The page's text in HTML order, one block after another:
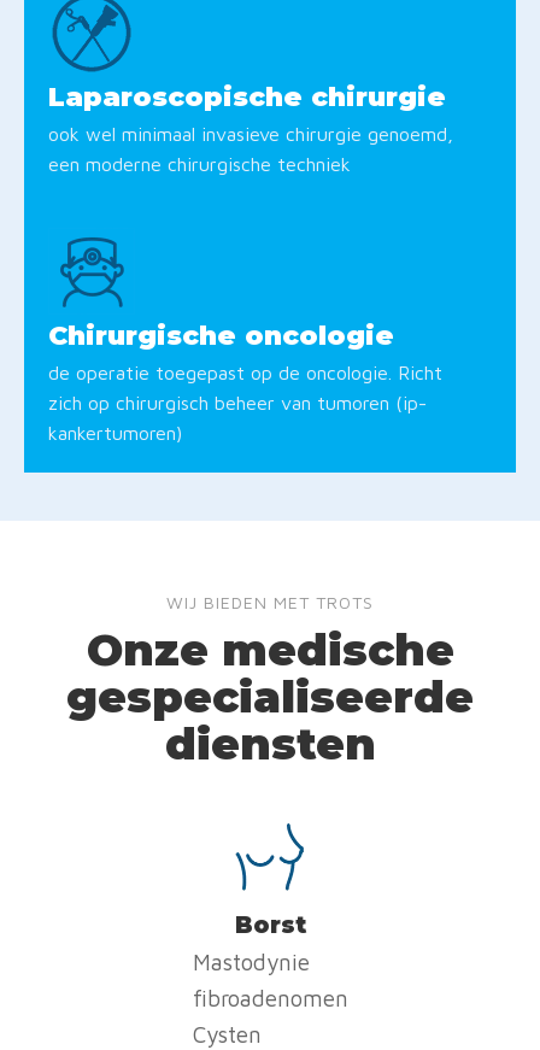
Laparoscopische chirurgie
ook wel minimaal invasieve chirurgie genoemd,
een moderne chirurgische techniek
Chirurgische oncologie
de operatie toegepast op de oncologie. Richt
zich op chirurgisch beheer van tumoren (ip-
kankertumoren)
WIJ BIEDEN MET TROTS
Onze medische
gespecialiseerde
diensten
Borst
Mastodynie
fibroadenomen
Cysten